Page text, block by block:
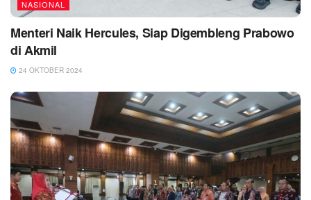
NASIONAL
Menteri Naik Hercules, Siap Digembleng Prabowo
di Akmil
24 OKTOBER 2024